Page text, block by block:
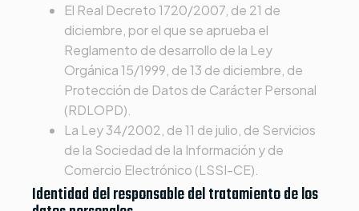
El Real Decreto 1720/2007, de 21 de
diciembre, por el que se aprueba el
Reglamento de desarrollo de la Ley
Orgánica 15/1999, de 13 de diciembre, de
Protección de Datos de Carácter Personal
(RDLOPD).
La Ley 34/2002, de 11 de julio, de Servicios
de la Sociedad de la Información y de
Comercio Electrónico (LSSI-CE).
Identidad del responsable del tratamiento de los